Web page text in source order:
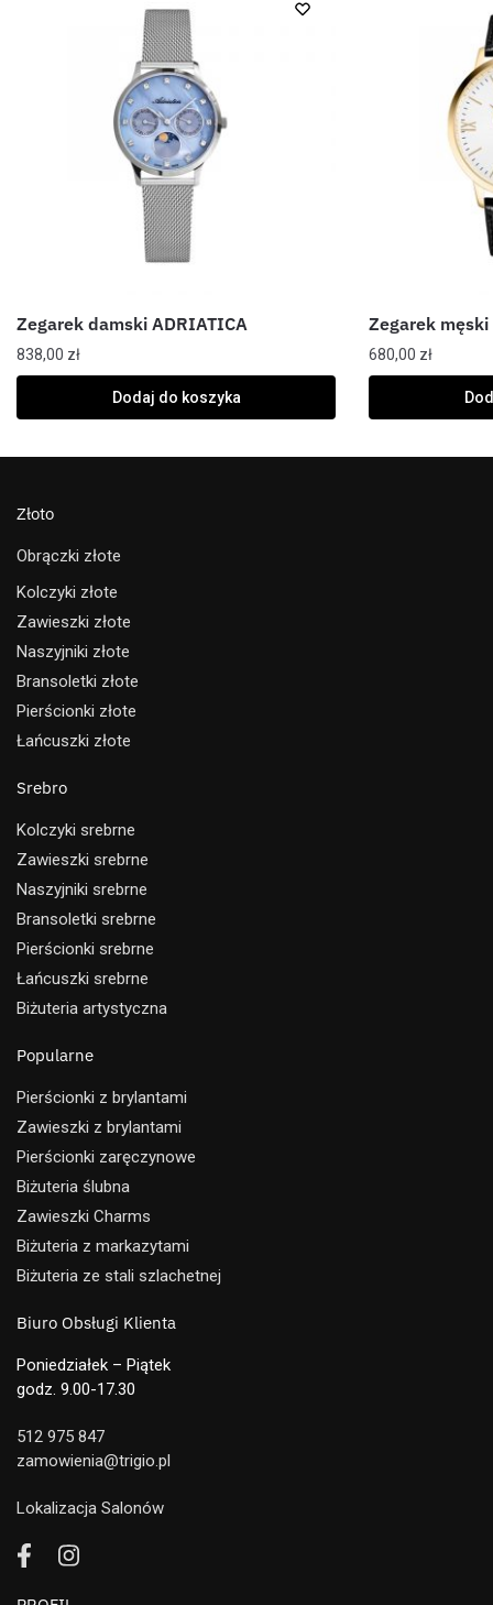
Zegarek damski ADRIATICA
838,00 zł
Dodaj do koszyka
Zegarek
680,00 zł
Złoto
Obrączki złote
Kolczyki złote
Zawieszki złote
Naszyjniki złote
Bransoletki złote
Pierścionki złote
Łańcuszki złote
Srebro
Kolczyki srebrne
Zawieszki srebrne
Naszyjniki srebrne
Bransoletki srebrne
Pierścionki srebrne
Łańcuszki srebrne
Biżuteria artystyczna
Popularne
Pierścionki z brylantami
Zawieszki z brylantami
Pierścionki zaręczynowe
Biżuteria ślubna
Zawieszki Charms
Biżuteria z markazytami
Biżuteria ze stali szlachetnej
Biuro Obsługi Klienta
Poniedziałek – Piątek
godz. 9.00-17.30
512 975 847
zamowienia@trigio.pl
Lokalizacja Salonów